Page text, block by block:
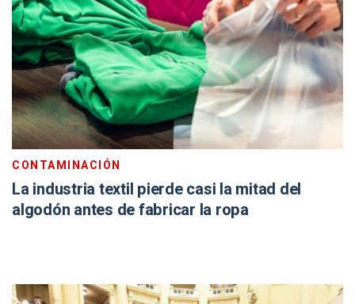
CONTAMINACIÓN
La industria textil pierde casi la mitad del
algodón antes de fabricar la ropa